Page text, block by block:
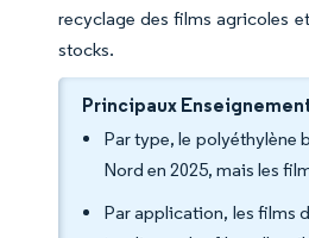
recyclage des films agricoles
stocks.
Principaux
Par type, le polyéthylène
Nord en 2025, mais les
Par application, les films